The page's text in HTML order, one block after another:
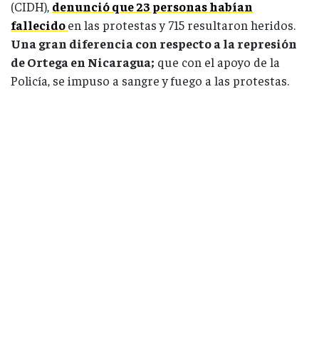
(CIDH), denunció que 23 personas habían
fallecidoen las protestas y 715 resultaron heridos.
Una gran diferencia con respecto a la represión
de Ortega en Nicaragua; que con el apoyo de la
Policía, se impuso a sangre y fuego a las protestas.